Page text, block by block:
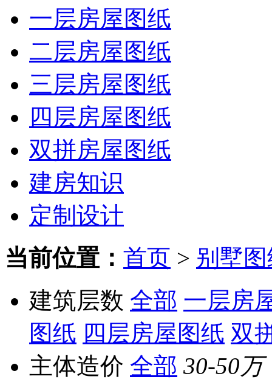
一层房屋图纸
二层房屋图纸
三层房屋图纸
四层房屋图纸
双拼房屋图纸
建房知识
定制设计
当前位置： 首页 > 别墅
建筑层数 全部 一层房
图纸 四层房屋图纸 双
主体造价 全部 30-50万